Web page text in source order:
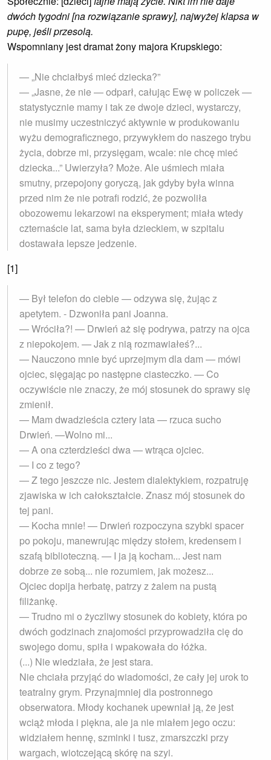
dwóch tygodni [na rozwiązanie sprawy], najwyżej klapsa w
pupę, jeśli przesolą.
Wspomniany jest dramat żony majora Krupskiego:
— „Nie chciałbyś mieć dziecka?”
— „Jasne, że nie — odparł, całując Ewę w policzek —
statystycznie mamy i tak ze dwoje dzieci, wystarczy,
nie musimy uczestniczyć aktywnie w produkowaniu
wyżu demograficznego, przywykłem do naszego trybu
życia, dobrze mi, przysięgam, wcale: nie chcę mieć
dziecka...” Uwierzyła? Może. Ale uśmiech miała
smutny, przepojony goryczą, jak gdyby była winna
przed nim że nie potrafi rodzić, że pozwoliła
obozowemu lekarzowi na eksperyment; miała wtedy
czternaście lat, sama była dzieckiem, w szpitalu
dostawała lepsze jedzenie.
[1]
— Był telefon do ciebie — odzywa się, żując z
apetytem. - Dzwoniła pani Joanna.
— Wróciła?! — Drwień aż się podrywa, patrzy na ojca
z niepokojem. — Jak z nią rozmawiałeś?...
— Nauczono mnie być uprzejmym dla dam — mówi
ojciec, sięgając po następne ciasteczko. — Co
oczywiście nie znaczy, że mój stosunek do sprawy się
zmienił.
— Mam dwadzieścia cztery lata — rzuca sucho
Drwień. —Wolno mi...
— A ona czterdzieści dwa — wtrąca ojciec.
— I co z tego?
— Z tego jeszcze nic. Jestem dialektykiem, rozpatruję
zjawiska w ich całokształcie. Znasz mój stosunek do
tej pani.
— Kocha mnie! — Drwień rozpoczyna szybki spacer
po pokoju, manewrując między stołem, kredensem i
szafą biblioteczną. — I ja ją kocham... Jest nam
dobrze ze sobą... nie rozumiem, jak możesz...
Ojciec dopija herbatę, patrzy z żalem na pustą
filiżankę.
— Trudno mi o życzliwy stosunek do kobiety, która po
dwóch godzinach znajomości przyprowadziła cię do
swojego domu, spiła i wpakowała do łóżka.
(...) Nie wiedziała, że jest stara.
Nie chciała przyjąć do wiadomości, że cały jej urok to
teatralny grym. Przynajmniej dla postronnego
obserwatora. Młody kochanek upewniał ją, że jest
wciąż młoda i piękna, ale ja nie miałem jego oczu:
widziałem hennę, szminki i tusz, zmarszczki przy
wargach, wiotczejącą skórę na szyi.